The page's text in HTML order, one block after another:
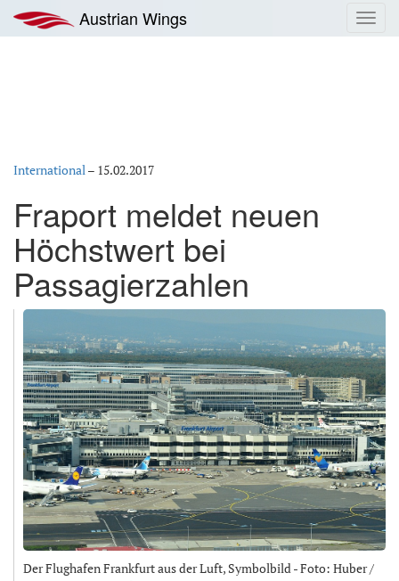
Inhalt
springen
Austrian Wings
International– 15.02.2017
Fraport meldet neuen
Höchstwert bei
Passagierzahlen
Der Flughafen Frankfurt aus der Luft, Symbolbild - Foto: Huber /